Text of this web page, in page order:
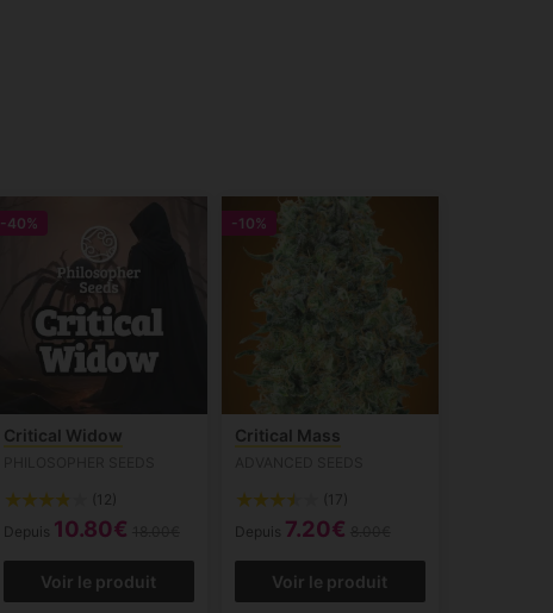
-40%
Critical Widow
(12)
Depuis 10.80€
Voir le produit
-10%
Critical Mass
(17)
Depuis 7.20€
Voir le produit